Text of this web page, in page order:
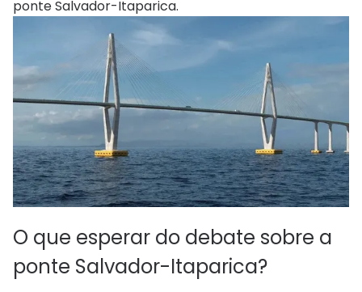
ponte Salvador-Itaparica.
O que esperar do debate sobre a
ponte Salvador-Itaparica?